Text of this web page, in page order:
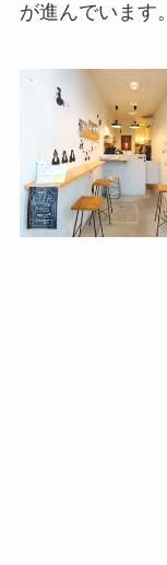
が進んでいます。